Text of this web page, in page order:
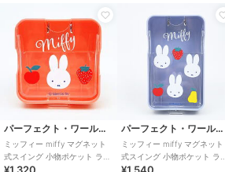
パーフェクト・ワールド・トーキョー
ミッフィー miffy マグネット
式スイング 小物ポケット ラン
チ ピンク
¥1,320
パーフェクト・ワールド・トーキョー
ミッフィー miffy マグネット
式スイング 小物ポケット ラン
チ ブルー
¥1,540